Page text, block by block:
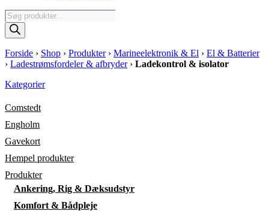
Products
search
Forside › Shop › Produkter› Marineelektronik & El › El & Batterier
› Ladestrømsfordeler & afbryder› Ladekontrol & isolator
Kategorier
Comstedt
Engholm
Gavekort
Hempel produkter
Produkter
Ankering, Rig & Dæksudstyr
Komfort & Bådpleje